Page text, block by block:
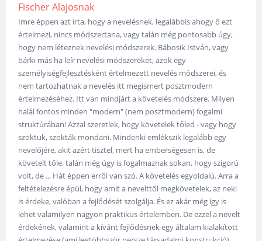
Fischer Alajosnak
Imre éppen azt írta, hogy a nevelésnek, legalábbis ahogy ő ezt
értelmezi, nincs módszertana, vagy talán még pontosabb úgy,
hogy nem léteznek nevelési módszerek. Bábosik István, vagy
bárki más ha leír nevelési módszereket, azok egy
személyiségfejlesztésként értelmezett nevelés módszerei, és
nem tartozhatnak a nevelés itt megismert posztmodern
értelmezéséhez. Itt van mindjárt a követelés módszere. Milyen
halál fontos minden "modern" (nem posztmodern) fogalmi
struktúrában! Azzal szeretlek, hogy követelek tőled - vagy hogy
szoktuk, szokták mondani. Mindenki emlékszik legalább egy
nevelőjére, akit azért tisztel, mert ha emberségesen is, de
követelt tőle, talán még úgy is fogalmaznak sokan, hogy szigorú
volt, de ... Hát éppen erről van szó. A követelés egyoldalú. Arra a
feltételezésre épül, hogy amit a nevelttől megkövetelek, az neki
is érdeke, valóban a fejlődését szolgálja. És ez akár még így is
lehet valamilyen nagyon praktikus értelemben. De ezzel a nevelt
érdekének, valamint a kívánt fejlődésnek egy általam kialakított